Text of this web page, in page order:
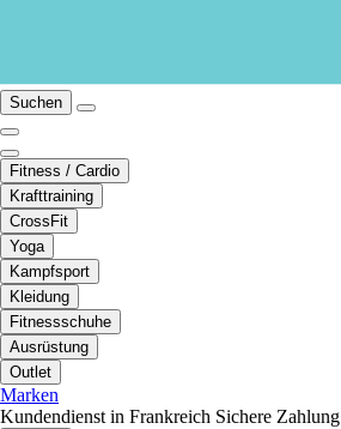
Suchen
Fitness / Cardio
Krafttraining
CrossFit
Yoga
Kampfsport
Kleidung
Fitnessschuhe
Ausrüstung
Outlet
Marken
Kundendienst in Frankreich Sichere Zahlung